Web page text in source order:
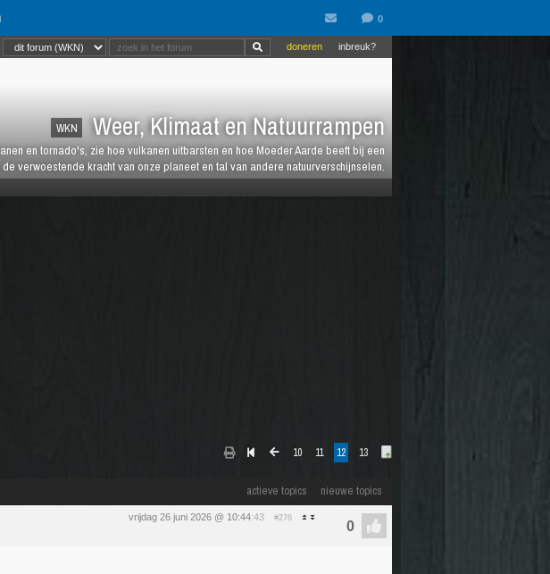
WKN Weer, Klimaat en Natuurrampen
en tornado's, zie hoe vulkanen uitbarsten en hoe Moeder Aarde beeft bij een
verwoestende kracht van onze planeet en tal van andere natuurverschijnselen.
inbreuk?
doneren
10 11 12 13
actieve topics nieuwe topics
vrijdag 26 juni 2026 @ 10:44:43 #276